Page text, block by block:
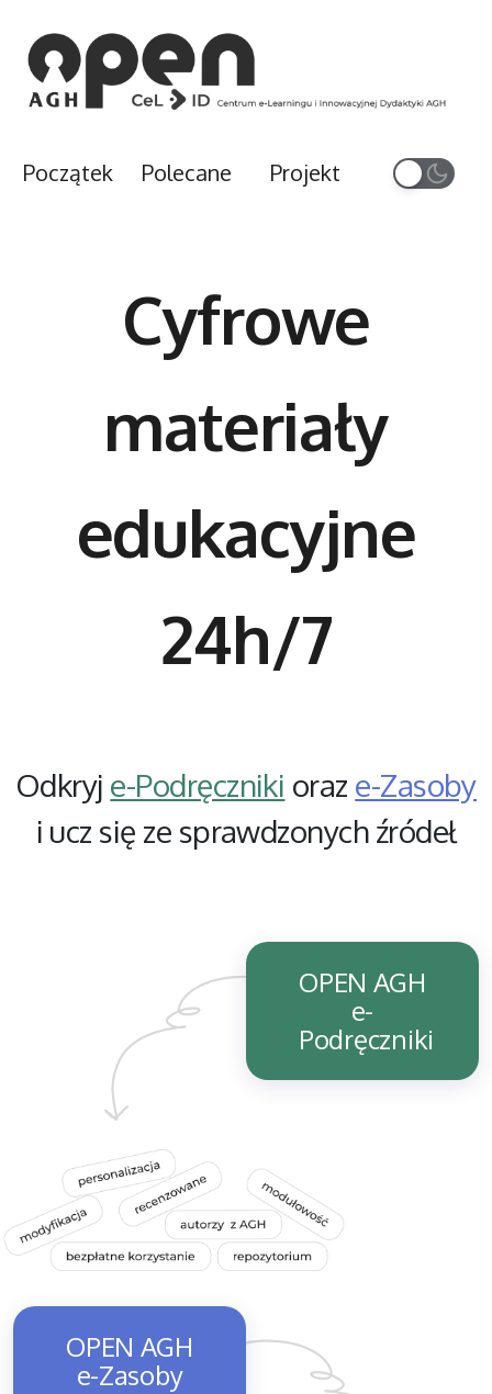
Początek Polecane Projekt
Cyfrowe
materiały
edukacyjne
24h/7
Odkryj e-Podręczniki oraz e-Zasoby
i ucz się ze sprawdzonych źródeł
OPEN AGH
e-
Podręczniki
OPEN AGH
e-Zasoby